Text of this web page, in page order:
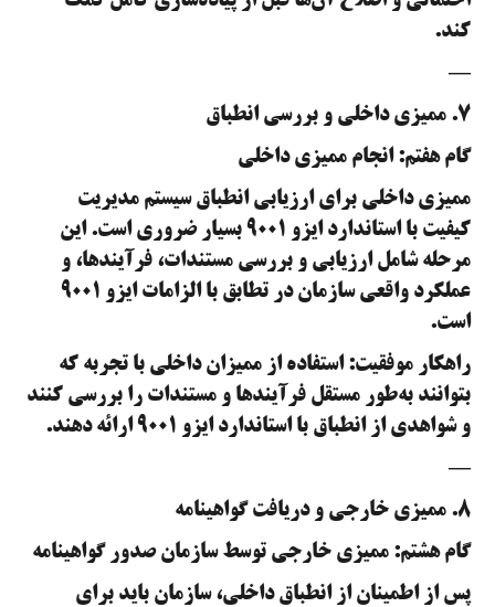
کند.
—
۷. ممیزی داخلی و بررسی انطباق
گام هفتم: انجام ممیزی داخلی
ممیزی داخلی برای ارزیابی انطباق سیستم مدیریت
کیفیت با استاندارد ایزو ۹۰۰۱ بسیار ضروری است. این
مرحله شامل ارزیابی و بررسی مستندات، فرآیندها، و
عملکرد واقعی سازمان در تطابق با الزامات ایزو ۹۰۰۱
است.
راهکار موفقیت: استفاده از ممیزان داخلی با تجربه که
بتوانند به‌طور مستقل فرآیندها و مستندات را بررسی کنند
و شواهدی از انطباق با استاندارد ایزو ۹۰۰۱ ارائه دهند.
—
۸. ممیزی خارجی و دریافت گواهینامه
گام هشتم: ممیزی خارجی توسط سازمان صدور گواهینامه
پس از اطمینان از انطباق داخلی، سازمان باید برای